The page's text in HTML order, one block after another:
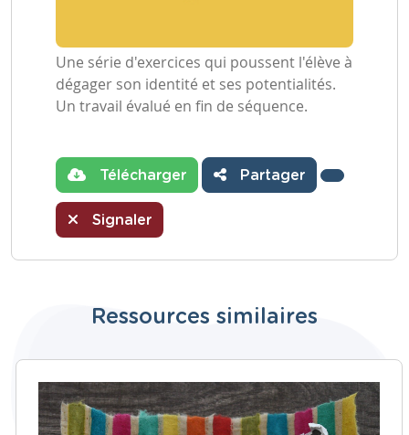
Une série d'exercices qui poussent l'élève à
dégager son identité et ses potentialités.
Un travail évalué en fin de séquence.
Télécharger Partager
Signaler
Ressources similaires